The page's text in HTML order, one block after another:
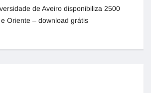
de Aveiro disponibiliza 2500
Oriente – download grátis